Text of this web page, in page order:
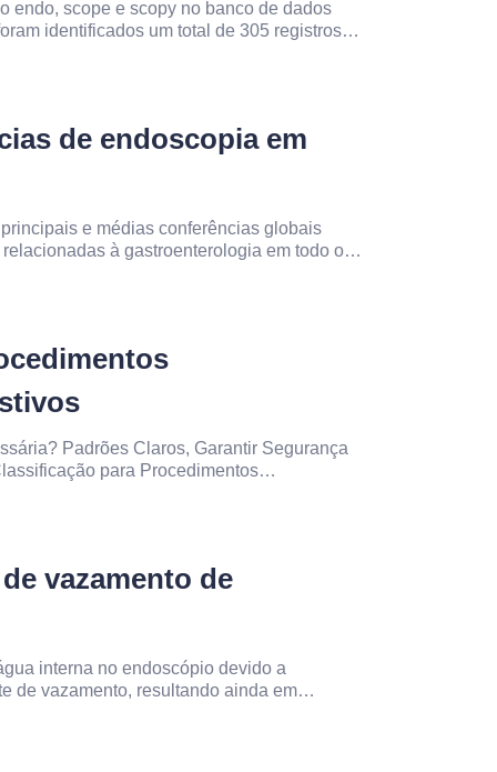
endo, scope e scopy no banco de dados
identificados um total de 305 registros
de endoscopia em
e médias conferências globais
à gastroenterologia em todo o
Sinai 28–31 de janeiro de 2026
Padrões Claros, Garantir Segurança
para Procedimentos
endoscópicos digestivos é fornecer aos
vazamento de
interna no endoscópio devido a
de vazamento, resultando ainda em
frequentemente em vários endoscópios.